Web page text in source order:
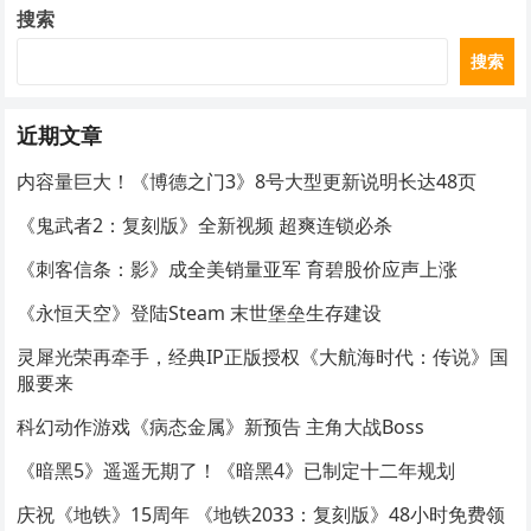
搜索
搜索
近期文章
内容量巨大！《博德之门3》8号大型更新说明长达48页
《鬼武者2：复刻版》全新视频 超爽连锁必杀
《刺客信条：影》成全美销量亚军 育碧股价应声上涨
《永恒天空》登陆Steam 末世堡垒生存建设
灵犀光荣再牵手，经典IP正版授权《大航海时代：传说》国
服要来
科幻动作游戏《病态金属》新预告 主角大战Boss
《暗黑5》遥遥无期了！《暗黑4》已制定十二年规划
庆祝《地铁》15周年 《地铁2033：复刻版》48小时免费领